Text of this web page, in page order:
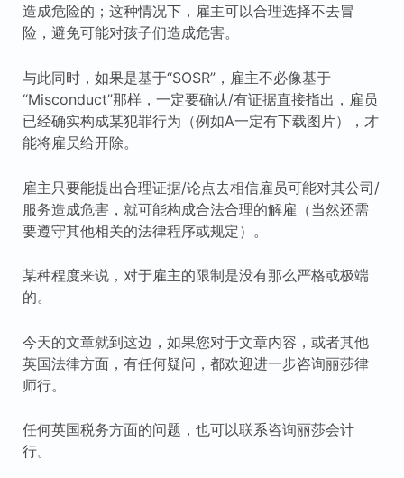
造成危险的；这种情况下，雇主可以合理选择不去冒
险，避免可能对孩子们造成危害。
与此同时，如果是基于“SOSR”，雇主不必像基于
“Misconduct”那样，一定要确认/有证据直接指出，雇员
已经确实构成某犯罪行为（例如A一定有下载图片），才
能将雇员给开除。
雇主只要能提出合理证据/论点去相信雇员可能对其公司/
服务造成危害，就可能构成合法合理的解雇（当然还需
要遵守其他相关的法律程序或规定）。
某种程度来说，对于雇主的限制是没有那么严格或极端
的。
今天的文章就到这边，如果您对于文章内容，或者其他
英国法律方面，有任何疑问，都欢迎进一步咨询丽莎律
师行。
任何英国税务方面的问题，也可以联系咨询丽莎会计
行。